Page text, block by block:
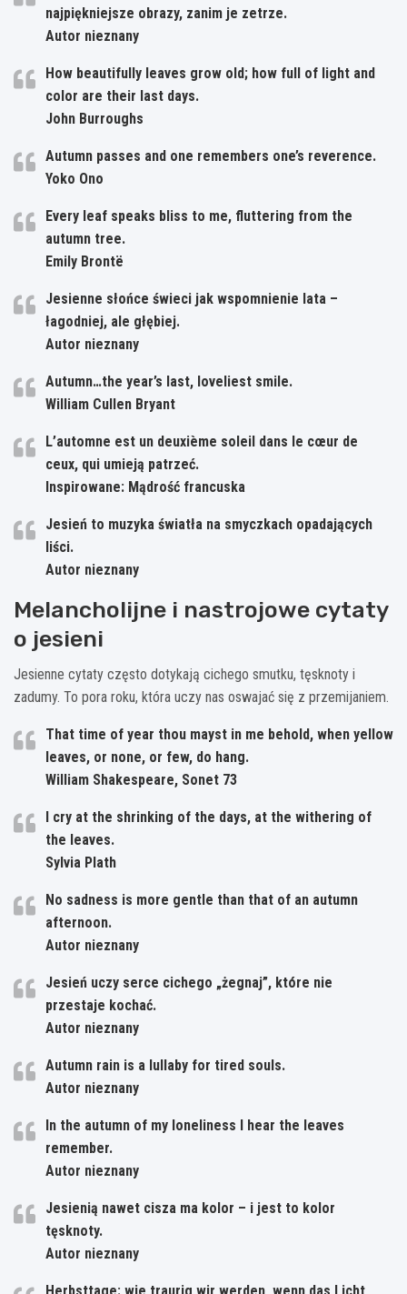
najpiękniejsze obrazy, zanim je zetrze.
Autor nieznany
How beautifully leaves grow old; how full of light and
color are their last days.
John Burroughs
Autumn passes and one remembers one’s reverence.
Yoko Ono
Every leaf speaks bliss to me, fluttering from the
autumn tree.
Emily Brontë
Jesienne słońce świeci jak wspomnienie lata –
łagodniej, ale głębiej.
Autor nieznany
Autumn…the year’s last, loveliest smile.
William Cullen Bryant
L’automne est un deuxième soleil dans le cœur de
ceux, qui umieją patrzeć.
Inspirowane: Mądrość francuska
Jesień to muzyka światła na smyczkach opadających
liści.
Autor nieznany
Melancholijne i nastrojowe cytaty
o jesieni
Jesienne cytaty często dotykają cichego smutku, tęsknoty i
zadumy. To pora roku, która uczy nas oswajać się z przemijaniem.
That time of year thou mayst in me behold, when yellow
leaves, or none, or few, do hang.
William Shakespeare, Sonet 73
I cry at the shrinking of the days, at the withering of
the leaves.
Sylvia Plath
No sadness is more gentle than that of an autumn
afternoon.
Autor nieznany
Jesień uczy serce cichego „żegnaj”, które nie
przestaje kochać.
Autor nieznany
Autumn rain is a lullaby for tired souls.
Autor nieznany
In the autumn of my loneliness I hear the leaves
remember.
Autor nieznany
Jesienią nawet cisza ma kolor – i jest to kolor
tęsknoty.
Autor nieznany